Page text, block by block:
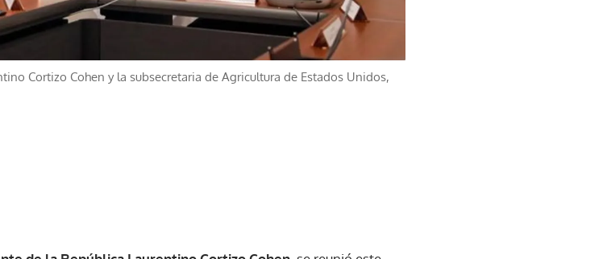
Cortizo Cohen y la subsecretaria de Agricultura de Estados Unidos,